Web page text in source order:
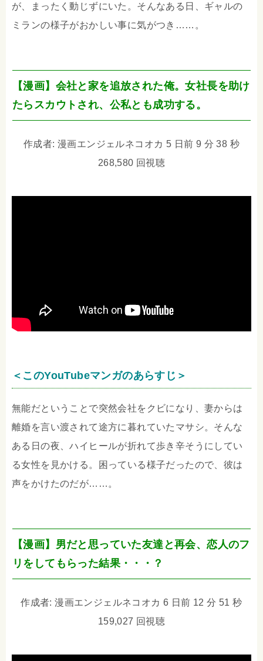
が、まったく動じずにいた。そんなある日、ギャルの
ミランの様子がおかしい事に気がつき……。
【漫画】会社と家を追放された俺。女社長を助け
たらスカウトされ、公私とも成功する。
作成者: 漫画エンジェルネコオカ 5 日前 9 分 38 秒
268,580 回視聴
＜このYouTubeマンガのあらすじ＞
無能だということで突然会社をクビになり、妻からは
離婚を言い渡されて途方に暮れていたマサシ。そんな
ある日の夜、ハイヒールが折れて歩き辛そうにしてい
る女性を見かける。困っている様子だったので、彼は
声をかけたのだが……。
【漫画】男だと思っていた友達と再会、恋人のフ
リをしてもらった結果・・・？
作成者: 漫画エンジェルネコオカ 6 日前 12 分 51 秒
159,027 回視聴